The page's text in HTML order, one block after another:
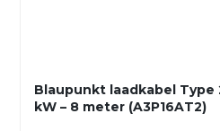
Blaupunkt laadkabel Type 2
kW – 8 meter (A3P16AT2)